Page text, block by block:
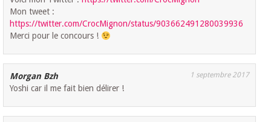
Mon tweet :
https://twitter.com/CrocMignon/status/903662491280039936
Merci pour le concours !
Morgan Bzh 1 septembre 2017
Yoshi car il me fait bien délirer !